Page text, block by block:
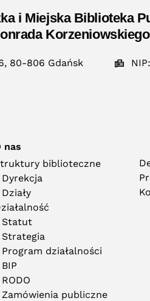
i Miejska Biblioteka
80-806 Gdańsk
nas
biblioteczne
Dyrekcja
Działy
Statut
Strategia
Program działalności
BIP
RODO
Zamówienia publiczne